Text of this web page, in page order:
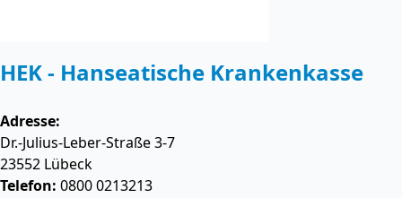
HEK - Hanseatische Krankenkasse
Adresse:
Dr.-Julius-Leber-Straße 3-7
23552 Lübeck
Telefon: 0800 0213213